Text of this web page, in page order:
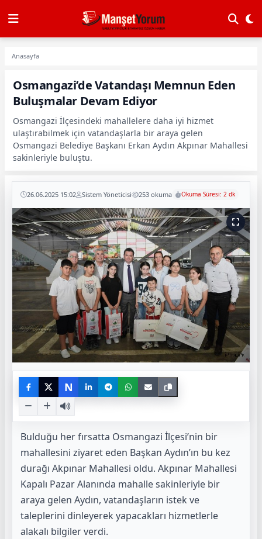
Anasayfa
Osmangazi’de Vatandaşı Memnun Eden
Buluşmalar Devam Ediyor
Osmangazi İlçesindeki mahallelere daha iyi hizmet
ulaştırabilmek için vatandaşlarla bir araya gelen
Osmangazi Belediye Başkanı Erkan Aydın Akpınar Mahallesi
sakinleriyle buluştu.
26.06.2025 15:02 Sistem Yöneticisi 253 okuma Okuma Süresi: 2 dk
N
Bulduğu her fırsatta Osmangazi İlçesi’nin bir
mahallesini ziyaret eden Başkan Aydın’ın bu kez
durağı Akpınar Mahallesi oldu. Akpınar Mahallesi
Kapalı Pazar Alanında mahalle sakinleriyle bir
araya gelen Aydın, vatandaşların istek ve
taleplerini dinleyerek yapacakları hizmetlerle
alakalı bilgiler verdi.